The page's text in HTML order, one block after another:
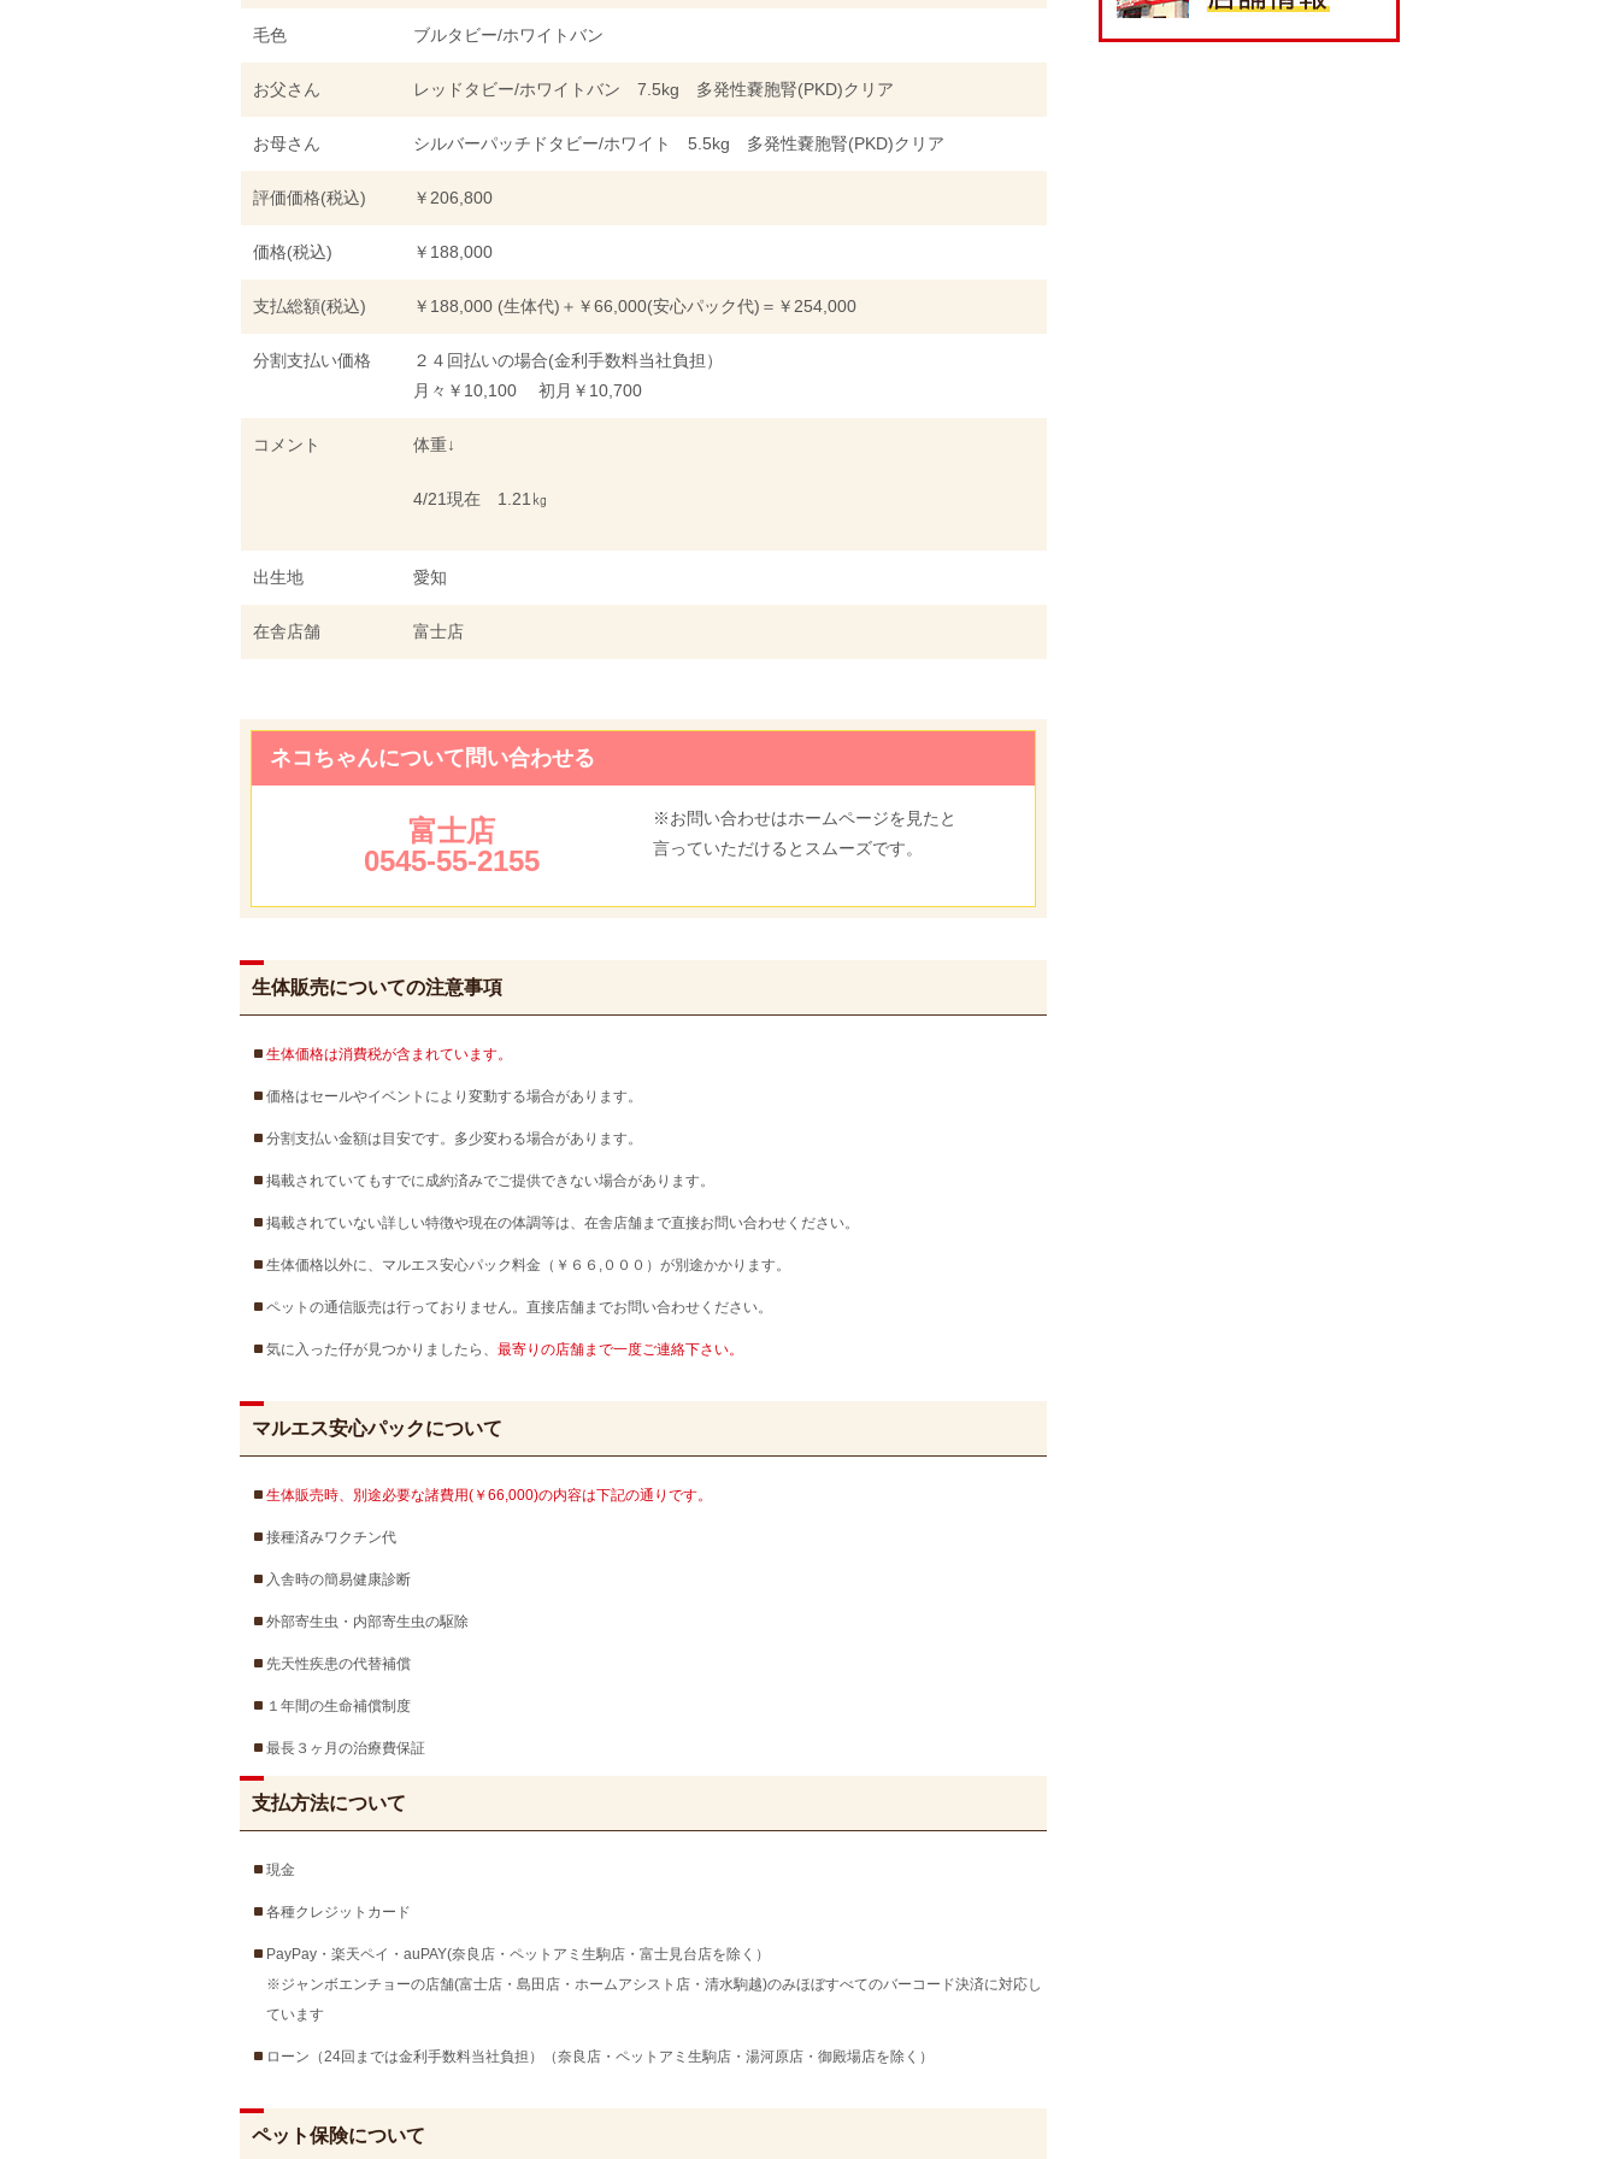
毛色 ブルタビー/ホワイトバン
お父さん レッドタビー/ホワイトバン 7.5kg 多発性嚢胞腎(PKD)クリア
お母さん シルバーパッチドタビー/ホワイト 5.5kg 多発性嚢胞腎(PKD)クリア
評価価格(税込) ￥206,800
価格(税込) ￥188,000
支払総額(税込) ￥188,000 (生体代)＋￥66,000(安心パック代)＝￥254,000
分割支払い価格
２４回払いの場合(金利手数料当社負担）
月々￥10,100 初月￥10,700
コメント 体重↓
4/21現在 1.21㎏
出生地 愛知
在舎店舗 富士店
ネコちゃんについて問い合わせる
富士店
0545-55-2155
※お問い合わせはホームページを見たと
言っていただけるとスムーズです。
生体販売についての注意事項
生体価格は消費税が含まれています。
価格はセールやイベントにより変動する場合があります。
分割支払い金額は目安です。多少変わる場合があります。
掲載されていてもすでに成約済みでご提供できない場合があります。
掲載されていない詳しい特徴や現在の体調等は、在舎店舗まで直接お問い合わせください。
生体価格以外に、マルエス安心パック料金（￥６６,０００）が別途かかります。
ペットの通信販売は行っておりません。直接店舗までお問い合わせください。
気に入った仔が見つかりましたら、最寄りの店舗まで一度ご連絡下さい。
マルエス安心パックについて
生体販売時、別途必要な諸費用(￥66,000)の内容は下記の通りです。
接種済みワクチン代
入舎時の簡易健康診断
外部寄生虫・内部寄生虫の駆除
先天性疾患の代替補償
１年間の生命補償制度
最長３ヶ月の治療費保証
支払方法について
現金
各種クレジットカード
PayPay・楽天ペイ・auPAY(奈良店・ペットアミ生駒店・富士見台店を除く）
※ジャンボエンチョーの店舗(富士店・島田店・ホームアシスト店・清水駒越)のみほぼすべてのバーコード決済に対応し
ています
ローン（24回までは金利手数料当社負担）（奈良店・ペットアミ生駒店・湯河原店・御殿場店を除く）
ペット保険について